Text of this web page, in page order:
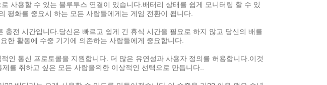
사용할 수 있는 블루투스 연결이 있습니다.배터리 상태를 쉽게 모니터링 할 수 있
평화를 중요시 하는 모든 사람들에게는 게임 전환이 됩니다.
충전 시간입니다.당신은 빠르고 쉽게 긴 휴식 시간을 필요로 하지 않고 당신의 배를
한 활동에 수중 기기에 의존하는 사람들에게 중요합니다.
인 통신 프로토콜을 지원합니다. 더 많은 유연성과 사용자 정의를 허용합니다.이것
를 취하고 싶은 모든 사람을위한 이상적인 선택으로 만듭니다..